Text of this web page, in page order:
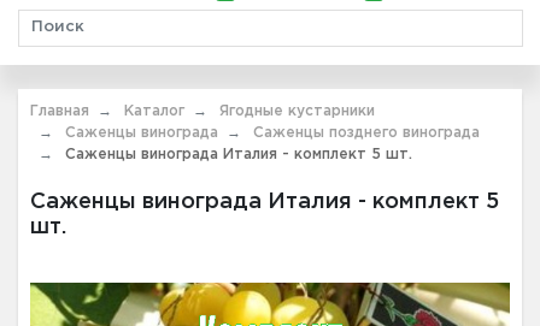
Главная Каталог
Ягодные кустарники
Саженцы винограда
Саженцы позднего винограда
Саженцы винограда Италия - комплект 5 шт.
Саженцы винограда Италия - комплект 5
шт.